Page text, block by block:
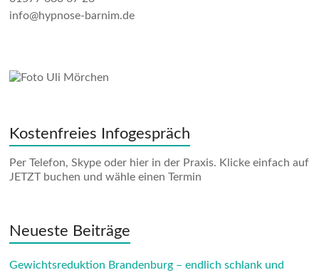
info@hypnose-barnim.de
Kostenfreies Infogespräch
Per Telefon, Skype oder hier in der Praxis. Klicke einfach auf
JETZT buchen und wähle einen Termin
Neueste Beiträge
Gewichtsreduktion Brandenburg – endlich schlank und